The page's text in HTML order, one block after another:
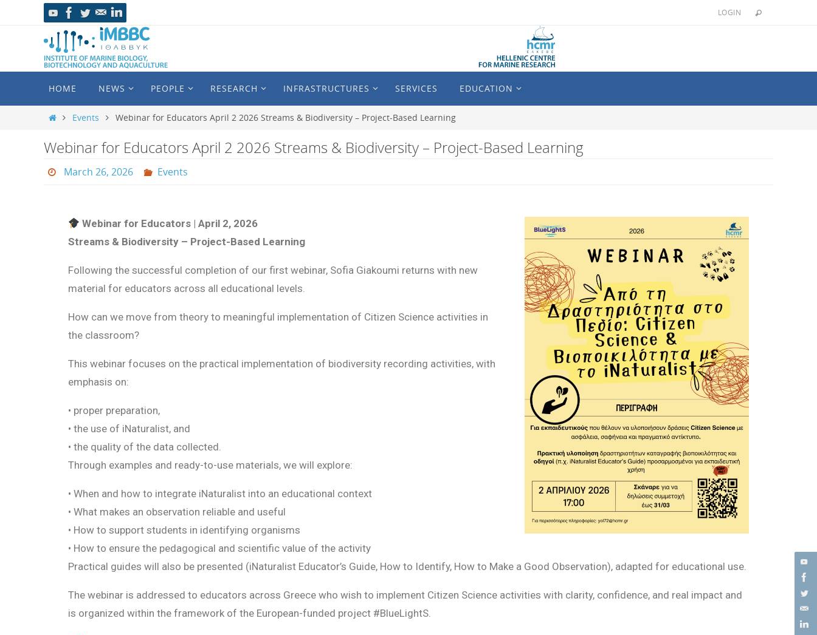
LOGIN
HOME NEWS PEOPLE RESEARCH INFRASTRUCTURES SERVICES EDUCATION
Events Webinar for Educators April 2 2026 Streams & Biodiversity – Project-Based Learning
Webinar for Educators April 2 2026 Streams & Biodiversity – Project-Based Learning
March 26, 2026 Events
Webinar for Educators | April 2, 2026
Streams & Biodiversity – Project-Based Learning
Following the successful completion of our first webinar, Sofia Giakoumi returns with new
material for educators across all educational levels.
How can we move from theory to meaningful implementation of Citizen Science activities in
the classroom?
This webinar focuses on the practical implementation of biodiversity recording activities, with
emphasis on:
• proper preparation,
• the use of iNaturalist, and
• the quality of the data collected.
Through examples and ready-to-use materials, we will explore:
• When and how to integrate iNaturalist into an educational context
• What makes an observation reliable and useful
• How to support students in identifying organisms
• How to ensure the pedagogical and scientific value of the activity
Practical guides will also be presented (iNaturalist Educator’s Guide, How to Identify, How to Make a Good Observation), adapted for educational use.
The webinar is addressed to educators across Greece who wish to implement Citizen Science activities with clarity, confidence, and real impact and
is organized within the framework of the European-funded project #BlueLightS.